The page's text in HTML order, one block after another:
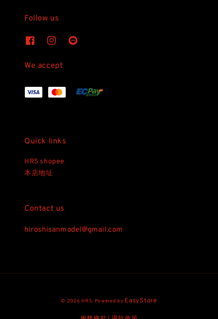
Follow us
We accept
Quick links
HRS shopee
本店地址
Contact us
hiroshisanmodel@gmail.com
© 2026 HRS. Powered by EasyStore